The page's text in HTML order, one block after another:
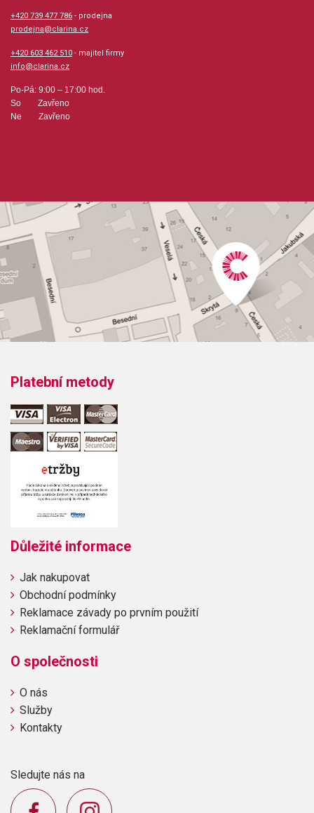
+420 739 477 786 - prodejna
prodejna@clarina.cz
+420 603 462 510 - majitel firmy
info@clarina.cz
Po-Pá: 9:00 – 17:00 hod.
So Zavřeno
Ne Zavřeno
Platební metody
Důležité informace
Jak nakupovat
Obchodní podmínky
Reklamace závady po prvním použití
Reklamační formulář
O společnosti
O nás
Služby
Kontakty
Sledujte nás na